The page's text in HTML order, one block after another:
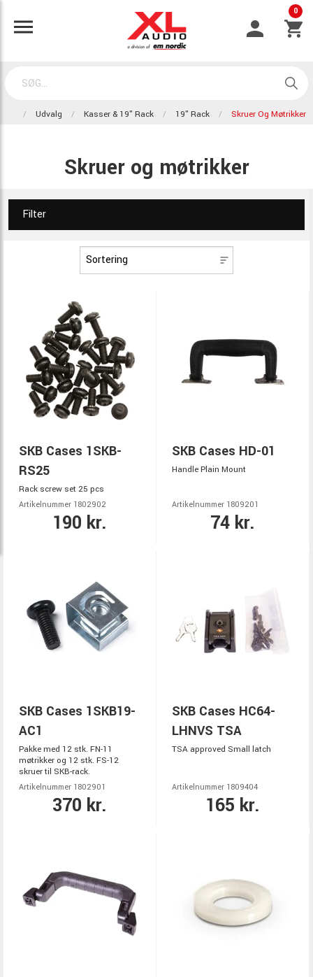
0
Udvalg Kasser & 19" Rack 19" Rack Skruer Og Møtrikker
Skruer og møtrikker
Filter
SKB Cases 1SKB-
RS25
Rack screw set 25 pcs
Artikelnummer 1802902
190 kr.
SKB Cases HD-01
Handle Plain Mount
Artikelnummer 1809201
74 kr.
SKB Cases 1SKB19-
AC1
Pakke med 12 stk. FN-11
møtrikker og 12 stk. FS-12
skruer til SKB-rack.
Artikelnummer 1802901
370 kr.
SKB Cases HC64-
LHNVS TSA
TSA approved Small latch
Artikelnummer 1809404
165 kr.